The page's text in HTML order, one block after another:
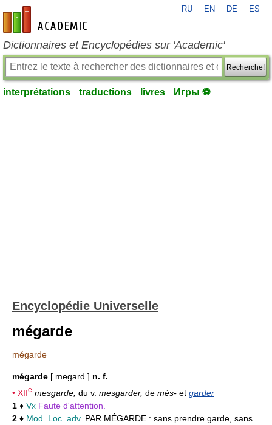
fr-academic.com
RU EN DE ES
Dictionnaires et Encyclopédies sur 'Academic'
Recherche!
interprétations traductions livres Игры ⚽
Encyclopédie Universelle
mégarde
mégarde
mégarde [ megard ] n. f.
• XIIe mesgarde; du v. mesgarder, de més- et garder
1 ♦ Vx Faute d'attention.
2 ♦ Mod. Loc. adv. PAR MÉGARDE : sans prendre garde, sans